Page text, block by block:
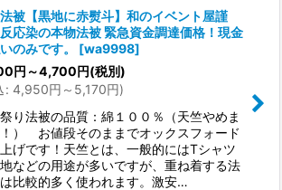
被【黒地に赤熨斗】和のイベント屋謹
応染の本物法被 緊急資金調達価格！現金
のみです。
[wa9998]
円 ～4,700円(税別)
: 4,950円 ～5,170円)
り法被の品質：綿１００％（天竺やめま
！） お値段そのままでオックスフォード
げです！天竺とは、一般的にはTシャツ
などの用途が多いですが、重ね着する法
比較的多く使われます。激安…